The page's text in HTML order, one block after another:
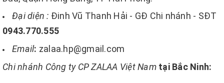
Đại diện : Đinh Vũ Thanh Hải - GĐ Chi nhánh - SĐT
0943.770.555
Email: zalaa.hp@gmail.com
Chi nhánh Công ty CP ZALAA Việt Namtại Bắc Ninh: